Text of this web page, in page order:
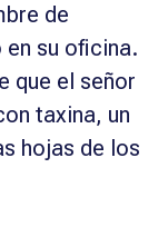
de
su oficina.
que el señor
taxina, un
hojas de los